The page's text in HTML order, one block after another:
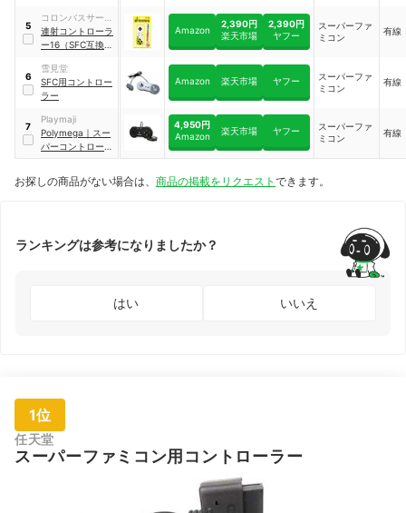
5
コロンバスサーク
ル
連射コントローラ
ー16（SFC互換機
SF16R-BY
Amazon
2,390円
楽天市場
2,390円
ヤフー
スーパーファ
ミコン
有線
6
雪見堂
SFC用コントロー
ラー
Amazon 楽天市場 ヤフー
スーパーファ
ミコン
有線
7
Playmaji
Polymega ｜ スー
パーコントローラ
｜RC02
4,950円
Amazon
楽天市場 ヤフー
スーパーファ
ミコン
有線
お探しの商品がない場合は、 商品の掲載をリクエスト できます。
ランキングは参考になりましたか？
はい いいえ
1位
任天堂
スーパーファミコン用コントローラー